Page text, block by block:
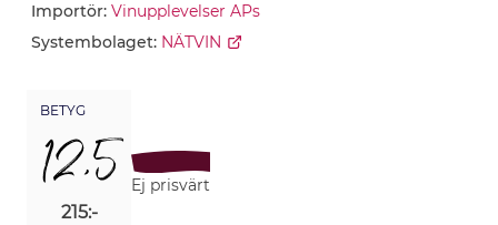
Importör: Vinupplevelser APs
Systembolaget: NÄTVIN
BETYG
12,5
215:-
Ej prisvärt